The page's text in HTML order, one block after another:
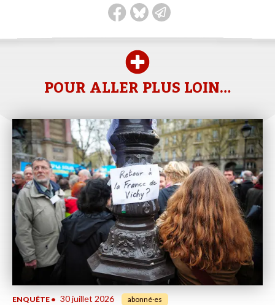
POUR ALLER PLUS LOIN…
ENQUÊTE • 30 juillet 2026 abonné·es